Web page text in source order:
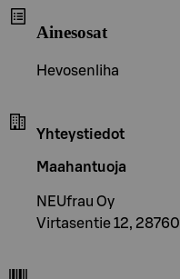
Ainesosat
Hevosenliha
Yhteystiedot
Maahantuoja
NEUfrau Oy
Virtasentie 12, 28760